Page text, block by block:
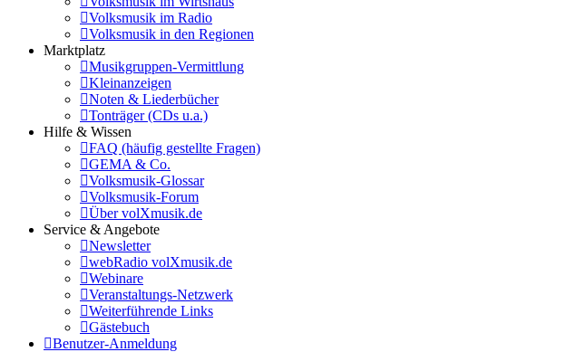
Volksmusik im Radio
Volksmusik in den Regionen
Marktplatz
Musikgruppen-Vermittlung
Kleinanzeigen
Noten & Liederbücher
Tonträger (CDs u.a.)
Hilfe & Wissen
FAQ (häufig gestellte Fragen)
GEMA & Co.
Volksmusik-Glossar
Volksmusik-Forum
Über volXmusik.de
Service & Angebote
Newsletter
webRadio volXmusik.de
Webinare
Veranstaltungs-Netzwerk
Weiterführende Links
Gästebuch
Benutzer-Anmeldung